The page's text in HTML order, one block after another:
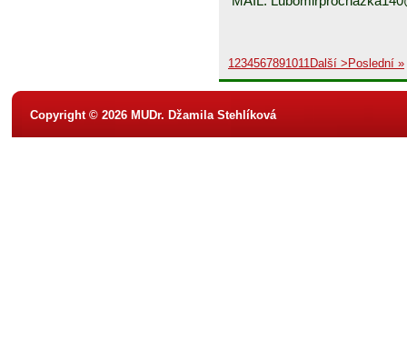
1234567891011Další > Poslední »
Copyright © 2026 MUDr. Džamila Stehlíková